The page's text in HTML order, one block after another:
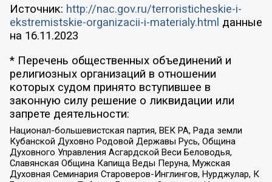
Источник: http://nac.gov.ru/terroristicheskie-i-
ekstremistskie-organizacii-i-materialy.html данные
на 16.11.2023
* Перечень общественных объединений и
религиозных организаций в отношении
которых судом принято вступившее в
законную силу решение о ликвидации или
запрете деятельности:
Национал-большевистская партия, ВЕК РА, Рада земли
Кубанской Духовно Родовой Державы Русь, Община
Духовного Управления Асгардской Веси Беловодья,
Славянская Община Капища Веды Перуна, Мужская
Духовная Семинария Староверов-Инглингов, Нурджулар, К